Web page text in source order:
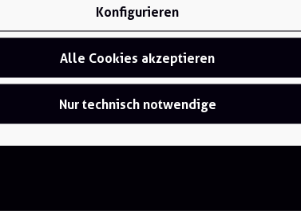
Konfigurieren
Alle Cookies akzeptieren
Nur technisch notwendige